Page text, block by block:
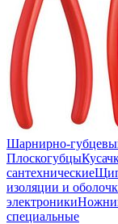
Шарнирно-
Плоскогубцы
сантехнические
изоляции и
электроники
специальные